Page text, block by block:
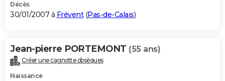
Décès
30/01/2007 à Frévent(Pas-de-Calais)
Jean-pierre PORTEMONT (55 ans)
Créer une cagnotte obsèques
Naissance